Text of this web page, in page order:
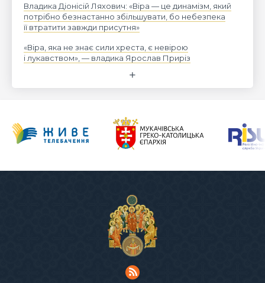
Владика Діонісій Ляхович: «Віра — це динамізм, який
потрібно безнастанно збільшувати, бо небезпека
її втратити завжди присутня»
«Віра, яка не знає сили хреста, є невірою
і лукавством», — владика Ярослав Приріз